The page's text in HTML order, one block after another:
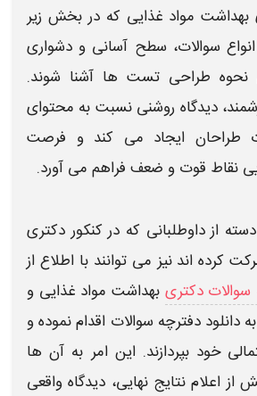
مواد غذایی که در بخش زیر
سوالات، سطح آسانی و دشواری
طراحی تست‌ ها آشنا شوند.
دیدگاه روشنی نسبت به محتوای
طراحان ایجاد می‌ کند و فرصت
نقاط قوت و ضعف فراهم می‌ آورد.
از داوطلبانی که در کنکور دکتری
کرده اند نیز می توانند با اطلاع از
سوالات دکتری بهداشت مواد غذایی و
دانلود دفترچه سوالات اقدام نمودهو
خود بپردازند. این امر به آن‌ ها
اعلام نتایج نهایی، دیدگاه واقعی‌